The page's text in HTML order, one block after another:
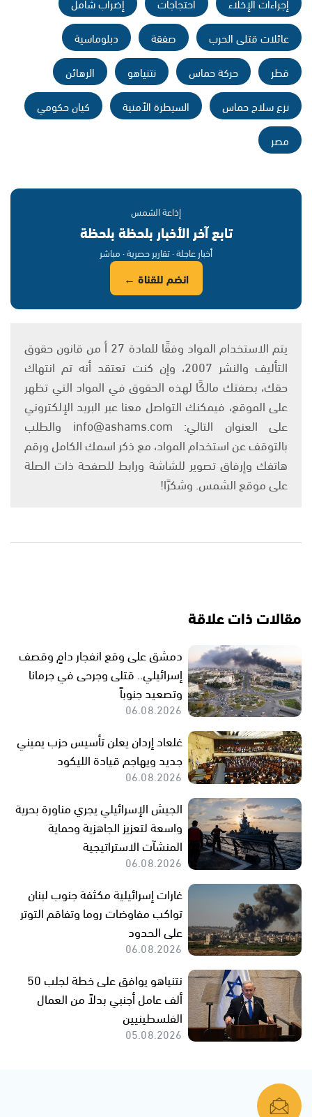
عائلات قتلى الحرب
صفقة
دبلوماسية
قطر
حركة حماس نتنياهو
الرهائن
نزع سلاح حماس
السيطرة الأمنية
كيان حكومي
مصر
إذاعة الشمس
تابع آخر الأخبار بلحظة بلحظة
أخبار عاجلة · تقارير حصرية · مباشر
انضم للقناة ←
يتم الاستخدام المواد وفقًا للمادة 27 أ من قانون حقوق
التأليف والنشر 2007، وإن كنت تعتقد أنه تم انتهاك
حقك، بصفتك مالكًا لهذه الحقوق في المواد التي تظهر
على الموقع، فيمكنك التواصل معنا عبر البريد الإلكتروني
على العنوان التالي: info@ashams.com والطلب
بالتوقف عن استخدام المواد، مع ذكر اسمك الكامل ورقم
هاتفك وإرفاق تصوير للشاشة ورابط للصفحة ذات الصلة
على موقع الشمس. وشكرًا!
مقالات ذات علاقة
دمشق على وقع انفجار دامٍ وقصف
إسرائيلي.. قتلى وجرحى في جرمانا
وتصعيد جنوباً
06.08.2026
غلعاد إردان يعلن تأسيس حزب يميني
جديد ويهاجم قيادة الليكود
06.08.2026
الجيش الإسرائيلي يجري مناورة بحرية
واسعة لتعزيز الجاهزية وحماية
المنشآت الاستراتيجية
06.08.2026
غارات إسرائيلية مكثفة جنوب لبنان
تواكب مفاوضات روما وتفاقم التوتر
على الحدود
06.08.2026
نتنياهو يوافق على خطة لجلب 50
ألف عامل أجنبي بدلاً من العمال
الفلسطينيين
05.08.2026